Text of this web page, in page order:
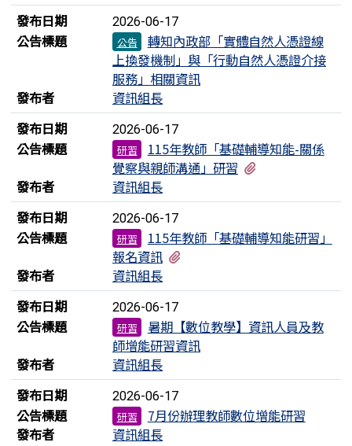
發布日期
2026-06-17
公告標題 公告
轉知內政部「實體自然人憑證線
上換發機制」與「行動自然人憑證介接
服務」相關資訊
發布者
資訊組長
發布日期
2026-06-17
公告標題 研習
115年教師「基礎輔導知能-關係
覺察與親師溝通」研習
發布者
資訊組長
發布日期
2026-06-17
公告標題 研習
115年教師「基礎輔導知能研習」
報名資訊
發布者
資訊組長
發布日期
2026-06-17
公告標題 研習
暑期【數位教學】資訊人員及教
師增能研習資訊
發布者
資訊組長
發布日期
2026-06-17
公告標題 研習
7月份辦理教師數位增能研習
發布者
資訊組長